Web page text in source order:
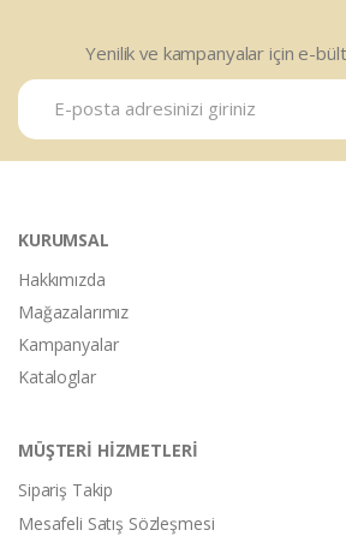
Yenilik ve kampanyalar için e-
KURUMSAL
Hakkımızda
Mağazalarımız
Kampanyalar
Kataloglar
MÜŞTERİ HİZMETLERİ
Sipariş Takip
Mesafeli Satış Sözleşmesi